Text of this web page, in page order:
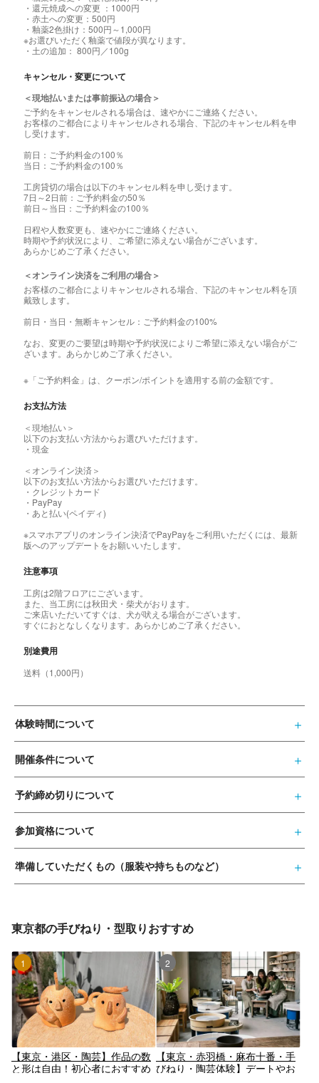
・還元焼成への変更 ：1000円
・赤土への変更：500円
・釉薬2色掛け：500円～1,000円
※お選びいただく釉薬で値段が異なります。
・土の追加： 800円／100g
キャンセル・変更について
＜現地払いまたは事前振込の場合＞
ご予約をキャンセルされる場合は、速やかにご連絡ください。
お客様のご都合によりキャンセルされる場合、下記のキャンセル料を申
し受けます。
前日：ご予約料金の100％
当日：ご予約料金の100％
工房貸切の場合は以下のキャンセル料を申し受けます。
7日～2日前：ご予約料金の50％
前日～当日：ご予約料金の100％
日程や人数変更も、速やかにご連絡ください。
時期や予約状況により、ご希望に添えない場合がございます。
あらかじめご了承ください。
＜オンライン決済をご利用の場合＞
お客様のご都合によりキャンセルされる場合、下記のキャンセル料を頂
戴致します。
前日・当日・無断キャンセル：ご予約料金の100%
なお、変更のご要望は時期や予約状況によりご希望に添えない場合がご
ざいます。あらかじめご了承ください。
※「ご予約料金」は、クーポン/ポイントを適用する前の金額です。
お支払方法
＜現地払い＞
以下のお支払い方法からお選びいただけます。
・現金
＜オンライン決済＞
以下のお支払い方法からお選びいただけます。
・クレジットカード
・PayPay
・あと払い(ペイディ)
※スマホアプリのオンライン決済でPayPayをご利用いただくには、最新
版へのアップデートをお願いいたします。
注意事項
工房は2階フロアにございます。
また、当工房には秋田犬・柴犬がおります。
ご来店いただいてすぐは、犬が吠える場合がございます。
すぐにおとなしくなります。あらかじめご了承ください。
別途費用
送料（1,000円）
体験時間について
開催条件について
予約締め切りについて
参加資格について
準備していただくもの（服装や持ちものなど）
東京都の手びねり・型取りおすすめ
1位
【東京・港区・陶芸】作品の数
と形は自由！初心者におすすめ
2位
【東京・赤羽橋・麻布十番・手
びねり・陶芸体験】デートやお